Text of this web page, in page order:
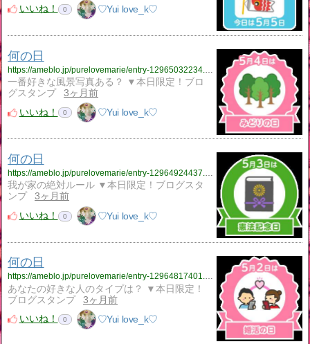
いいね！
0 ♡Yui love_k♡
何の日
一番好きな風景写真ある？ ▼本日限定！ブロ
グスタンプ
3ヶ月前
いいね！
0 ♡Yui love_k♡
何の日
https://ameblo.jp/purelovemarie/entry-12964924437.html
我が家の絶対ルール ▼本日限定！ブログスタ
ンプ
3ヶ月前
いいね！
0 ♡Yui love_k♡
何の日
https://ameblo.jp/purelovemarie/entry-12964817401.html
あなたの好きな人のタイプは？ ▼本日限定！
ブログスタンプ
3ヶ月前
いいね！
0 ♡Yui love_k♡